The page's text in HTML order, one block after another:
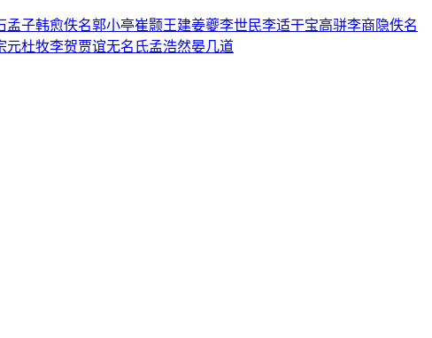
孟子韩愈佚名郭小亭崔颢王建姜夔李世民李适干宝高骈李商隐佚名
元杜牧李贺贾谊无名氏孟浩然晏几道